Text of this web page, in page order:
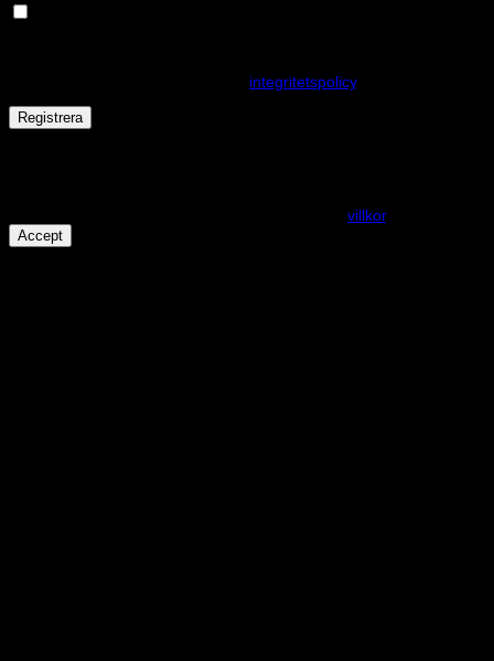
integritetspolicy.
Registrera
villkor.
Accept